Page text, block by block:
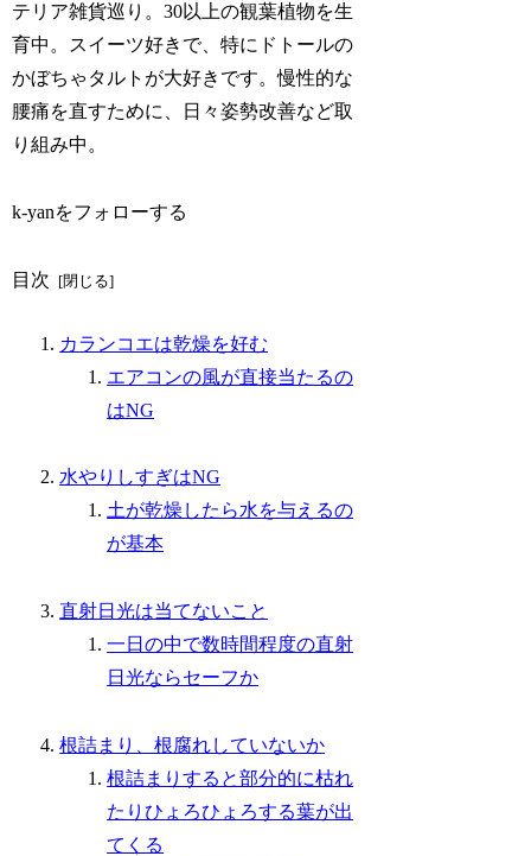
テリア雑貨巡り。30以上の観葉植物を生
育中。スイーツ好きで、特にドトールの
かぼちゃタルトが大好きです。慢性的な
腰痛を直すために、日々姿勢改善など取
り組み中。
k-yanをフォローする
目次
カランコエは乾燥を好む
エアコンの風が直接当たるの
はNG
水やりしすぎはNG
土が乾燥したら水を与えるの
が基本
直射日光は当てないこと
一日の中で数時間程度の直射
日光ならセーフか
根詰まり、根腐れしていないか
根詰まりすると部分的に枯れ
たりひょろひょろする葉が出
てくる